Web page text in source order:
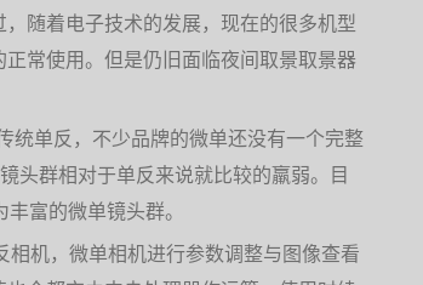
随着电子技术的发展，现在的很多机型
常使用。但是仍旧面临夜间取景取景器
统单反，不少品牌的微单还没有一个完整
头群相对于单反来说就比较的羸弱。目
富的微单镜头群。
机，微单相机进行参数调整与图像查看